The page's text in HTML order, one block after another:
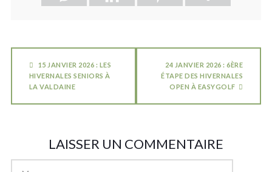
15 JANVIER 2026 : LES
HIVERNALES SENIORS À
LA VALDAINE
24 JANVIER 2026 : 6ÈRE
ÉTAPE DES HIVERNALES
OPEN À EASYGOLF
LAISSER UN COMMENTAIRE